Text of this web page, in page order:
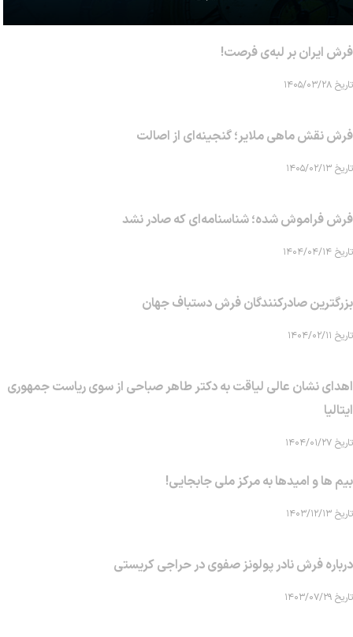
فرش ایران بر لبه‌ی فرصت!
تاریخ ۱۴۰۵/۰۳/۲۸
فرش نقش ماهی‌ ملایر؛ گنجینه‌ای از اصالت
تاریخ ۱۴۰۵/۰۲/۱۳
فرش فراموش شده؛ شناسنامه‌ای که صادر نشد
تاریخ ۱۴۰۴/۰۴/۱۴
بزرگترین صادرکنندگان فرش دستباف جهان
تاریخ ۱۴۰۴/۰۲/۱۱
اهدای نشان عالی لیاقت به دکتر طاهر صباحی از سوی ریاست جمهوری
ایتالیا
تاریخ ۱۴۰۴/۰۱/۲۷
بیم ها و امیدها به مرکز ملی جابجایی!
تاریخ ۱۴۰۳/۱۲/۱۳
درباره فرش نادر پولونز صفوی در حراجی کریستی
تاریخ ۱۴۰۳/۰۷/۲۹